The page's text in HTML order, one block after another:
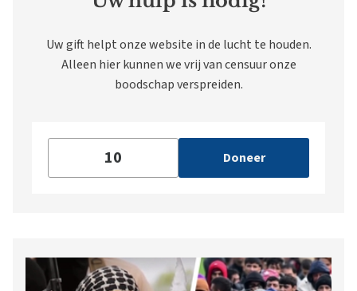
Uw gift helpt onze website in de lucht te houden.
Alleen hier kunnen we vrij van censuur onze
boodschap verspreiden.
Doneer